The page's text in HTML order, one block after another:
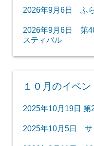
2026年9月6日 ふ
2026年9月6日 第
スティバル
１０月のイベン
2025年10月19日 第
2025年10月5日 サ